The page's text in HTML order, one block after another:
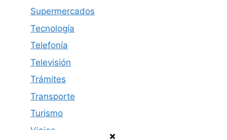
Supermercados
Tecnología
Telefonía
Televisión
Trámites
Transporte
Turismo
Viajes